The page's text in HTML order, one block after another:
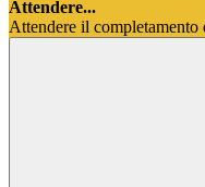
Attendere...
Attendere il completamento